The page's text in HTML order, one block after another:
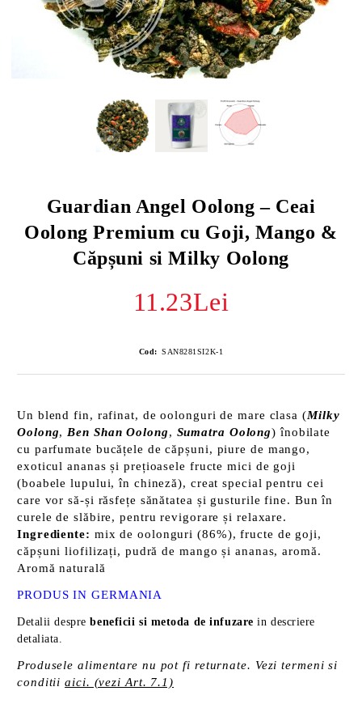
Guardian Angel Oolong – Ceai
Oolong Premium cu Goji, Mango &
Căpșuni si Milky Oolong
11.23Lei
Cod: SAN8281SI2K-1
Un blend fin, rafinat, de oolonguri de mare clasa (Milky
Oolong, Ben Shan Oolong, Sumatra Oolong) înobilate
cu parfumate bucățele de căpșuni, piure de mango,
exoticul ananas și prețioasele fructe mici de goji
(boabele lupului, în chineză), creat special pentru cei
care vor să-și răsfețe sănătatea și gusturile fine. Bun în
curele de slăbire, pentru revigorare și relaxare.
Ingrediente: mix de oolonguri (86%), fructe de goji,
căpșuni liofilizați, pudră de mango și ananas, aromă.
Aromă naturală
PRODUS IN GERMANIA
Detalii desprebeneficii si metoda de infuzarein descriere
detaliata.
Produsele alimentare nu pot fi returnate. Vezi termeni si
conditiiaici. (vezi Art. 7.1)